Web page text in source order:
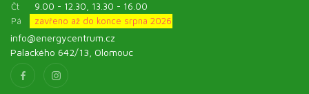
Čt
9.00 - 12.30, 13.30 - 16.00
Pá
zavřeno až do konce srpna 2026
info@energycentrum.cz
Palackého 642/13, Olomouc